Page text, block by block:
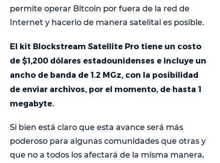
permite operar Bitcoin por fuera de la red de
Internet y hacerlo de manera satelital es posible.
El kit Blockstream Satellite Pro tiene un costo
de $1,200 dólares estadounidenses e incluye un
ancho de banda de 1.2 MGz, con la posibilidad
de enviar archivos, por el momento, de hasta 1
megabyte.
Si bien está claro que esta avance será más
poderoso para algunas comunidades que otras y
que no a todos los afectará de la misma manera,